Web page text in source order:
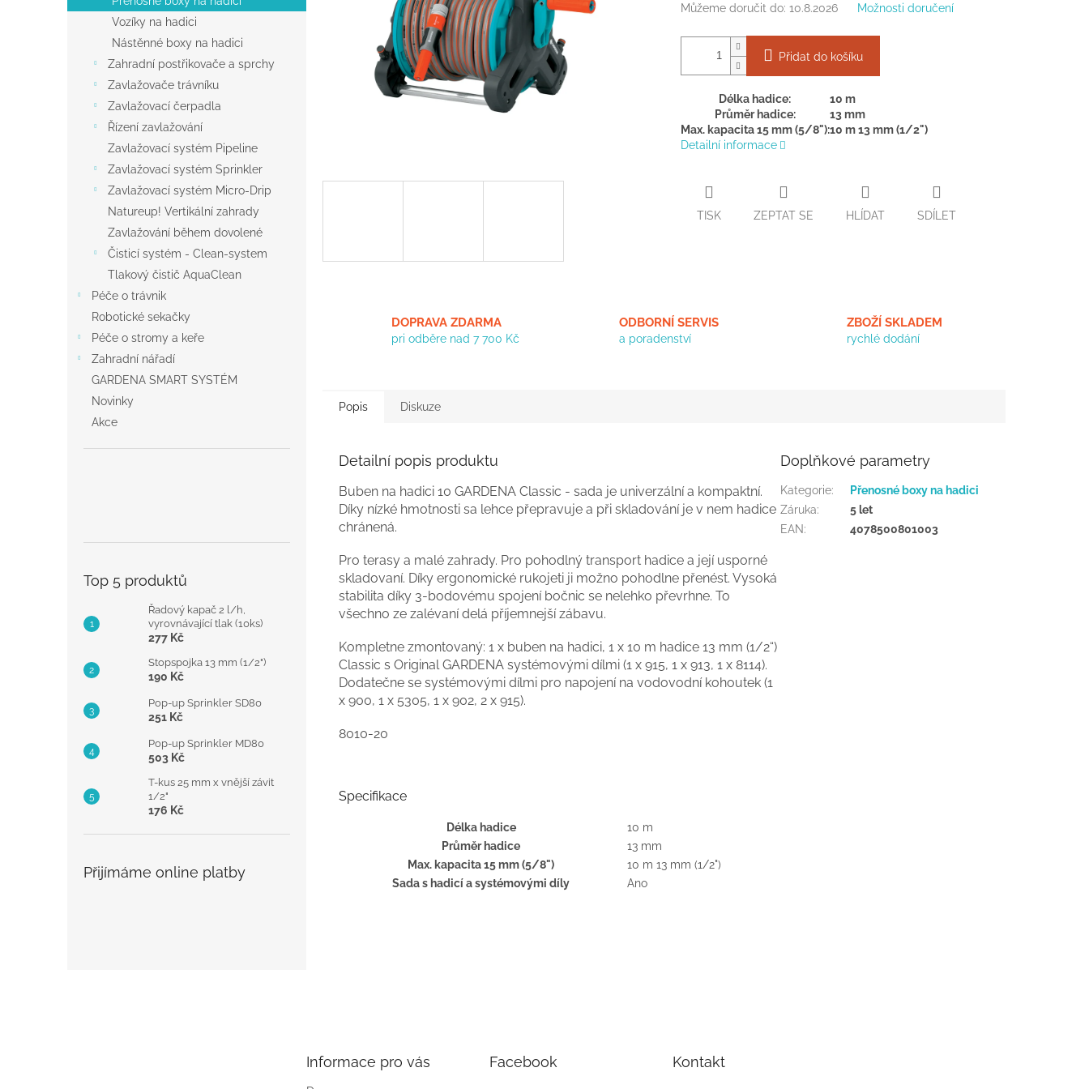
a
Vozíky na hadici
Nástěnné boxy na hadici
Zahradní postřikovače a sprchy
Zavlažovače trávníku
Zavlažovací čerpadla
Řízení zavlažování
Zavlažovací systém Pipeline
Zavlažovací systém Sprinkler
Zavlažovací systém Micro-Drip
Natureup! Vertikální zahrady
Zavlažování během dovolené
Čisticí systém - Clean-system
Tlakový čistič AquaClean
Péče o trávnik
Robotické sekačky
Péče o stromy a keře
Zahradní nářadí
GARDENA SMART SYSTÉM
Novinky
Akce
Top 5 produktů
Řadový kapač 2 l/h,
vyrovnávající tlak (10ks)
277 Kč
Stopspojka 13 mm (1/2")
190 Kč
Pop-up Sprinkler SD80
251 Kč
Pop-up Sprinkler MD80
503 Kč
T-kus 25 mm x vnější závit
1/2"
176 Kč
Přijímáme online platby
Můžeme doručit do: 10.8.2026 Možnosti doručení
Přidat do košíku
Délka hadice:
10 m
Průměr hadice:
13 mm
Max. kapacita 15 mm (5/8"):10 m 13 mm (1/2")
Detailní informace
TISK ZEPTAT SE HLÍDAT SDÍLET
DOPRAVA ZDARMA
pri odběre nad 7 700 Kč
ODBORNÍ SERVIS
a poradenství
ZBOŽÍ SKLADEM
rychlé dodání
Popis Diskuze
Detailní popis produktu
Buben na hadici 10 GARDENA Classic - sada je univerzální a kompaktní.
Díky nízké hmotnosti sa lehce přepravuje a při skladování je v nem hadice
chránená.
Pro terasy a malé zahrady. Pro pohodlný transport hadice a její usporné
skladovaní. Díky ergonomické rukojeti ji možno pohodlne přenést. Vysoká
stabilita díky 3-bodovému spojení bočnic se nelehko převrhne. To
všechno ze zalévaní delá příjemnejší zábavu.
Kompletne zmontovaný: 1 x buben na hadici, 1 x 10 m hadice 13 mm (1/2“)
Classic s Original GARDENA systémovými dílmi (1 x 915, 1 x 913, 1 x 8114).
Dodatečne se systémovými dílmi pro napojení na vodovodní kohoutek (1
x 900, 1 x 5305, 1 x 902, 2 x 915).
8010-20
Specifikace
Délka hadice
10 m
Průměr hadice
13 mm
Max. kapacita 15 mm (5/8")
10 m 13 mm (1/2")
Sada s hadicí a systémovými díly
Ano
Doplňkové parametry
Kategorie:
Přenosné boxy na hadici
Záruka:
5 let
EAN: 4078500801003
Informace pro vás Facebook Kontakt